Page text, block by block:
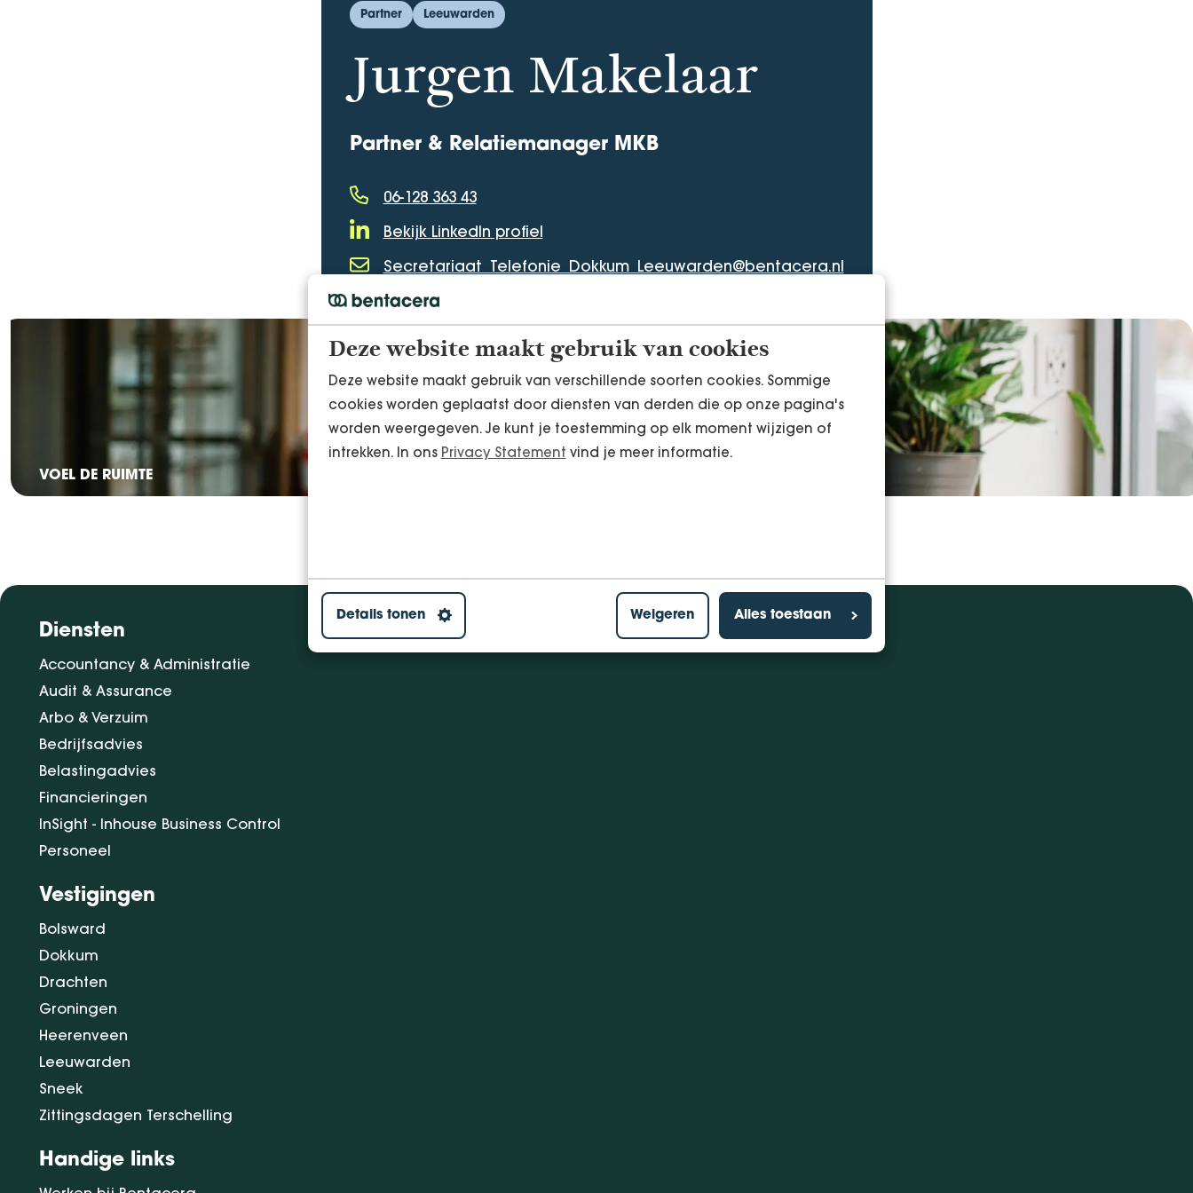
Deze website maakt gebruik van cookies
Deze website maakt gebruik van verschillende soorten cookies. Sommige
cookies worden geplaatst door diensten van derden die op onze pagina's
worden weergegeven. Je kunt je toestemming op elk moment wijzigen of
intrekken. In ons Privacy Statement vind je meer informatie.
Details tonen Weigeren Alles toestaan
Partner Leeuwarden
Jurgen Makelaar
Partner & Relatiemanager MKB
Telefoonnummer
06-128 363 43
LinkedIn Profiel
Bekijk LinkedIn profiel
E-mailadres
Secretariaat_Telefonie_Dokkum_Leeuwarden@bentacera.nl
VOEL DE RUIMTE
Diensten
Accountancy & Administratie
Audit & Assurance
Arbo & Verzuim
Bedrijfsadvies
Belastingadvies
Financieringen
InSight - Inhouse Business Control
Personeel
Vestigingen
Bolsward
Dokkum
Drachten
Groningen
Heerenveen
Leeuwarden
Sneek
Zittingsdagen Terschelling
Handige links